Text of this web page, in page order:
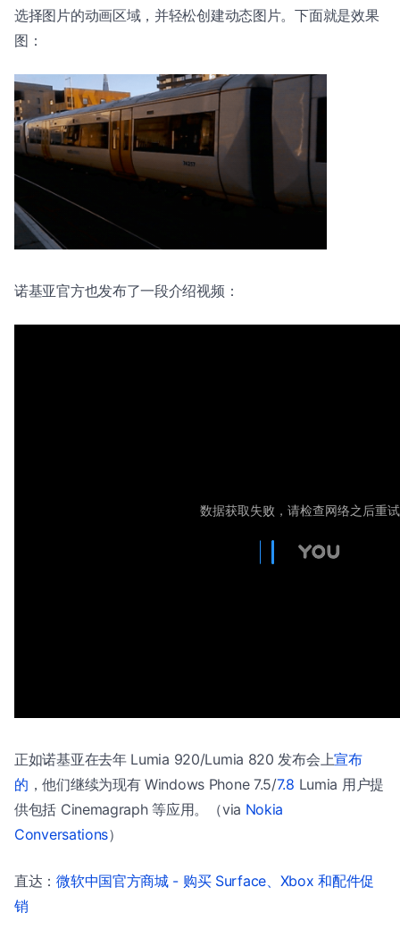
选择图片的动画区域，并轻松创建动态图片。下面就是效果
图：
诺基亚官方也发布了一段介绍视频：
正如诺基亚在去年 Lumia 920/Lumia 820 发布会上宣布
的 ，他们继续为现有 Windows Phone 7.5/7.8 Lumia 用户提
供包括 Cinemagraph 等应用。（via Nokia
Conversations）
直达：微软中国官方商城 - 购买 Surface、Xbox 和配件促
销